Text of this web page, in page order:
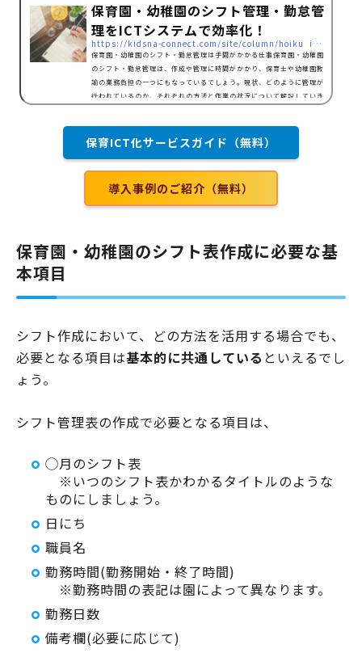
保育園・幼稚園のシフト管理・勤怠管
理をICTシステムで効率化！
https://kidsna-connect.com/site/column/hoiku_ict/741
保育園・幼稚園のシフト・勤怠管理は手間がかかる仕事保育園・幼稚園
のシフト・勤怠管理は、作成や管理に時間がかかり、保育士や幼稚園教
諭の業務負担の一つにもなっているでしょう。現状、どのように管理が
行われているのか、それぞれの方法と作業の状況について解説していき
きでの管理や、表計算ソフトで管理を行っている園が多いのではないで
しょうか。手書きの場合、気軽に記入し、作成できるも…
保育ICT化サービスガイド（無料）
導入事例のご紹介（無料）
保育園・幼稚園のシフト表作成に必要な基
本項目
シフト作成において、どの方法を活用する場合でも、
必要となる項目は基本的に共通している といえるでし
ょう。
シフト管理表の作成で必要となる項目は、
◯月のシフト表
※いつのシフト表かわかるタイトルのような
ものにしましょう。
日にち
職員名
勤務時間(勤務開始・終了時間)
※勤務時間の表記は園によって異なります。
勤務日数
備考欄(必要に応じて)